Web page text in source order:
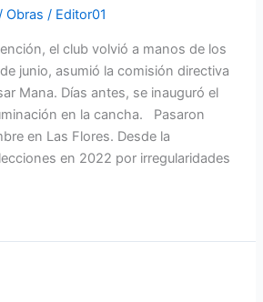
Obras / Editor01
el club volvió a manos de los
junio, asumió la comisión directiva
Mana. Días antes, se inauguró el
en la cancha. Pasaron
en Las Flores. Desde la
en 2022 por irregularidades